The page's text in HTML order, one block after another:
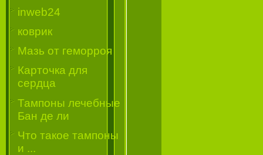
inweb24
коврик
Мазь от геморроя
Карточка для
сердца
Тампоны лечебные
Бан де ли
Что такое тампоны
и ...